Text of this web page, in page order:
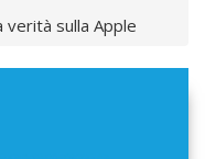
verità sulla Apple